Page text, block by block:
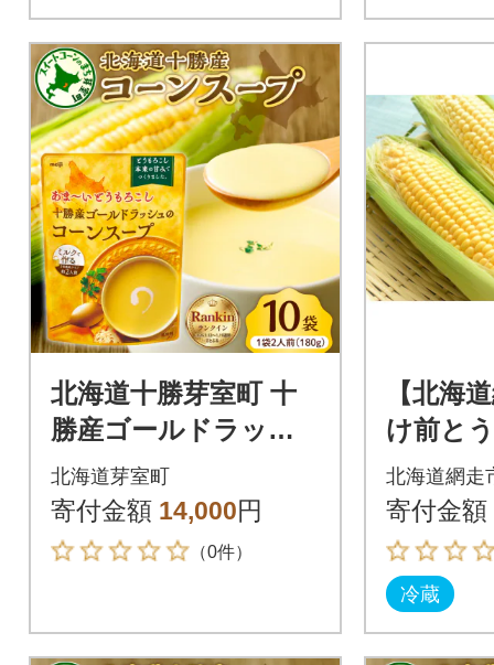
北海道十勝芽室町 十
勝産ゴールドラッシ
ュのコーンスープ 1
0袋 me003-030c-10
北海道芽室町
寄付金額 14,000円
（0件）
【北海
け前と
ールド
(4.5kg前
北海道網走
寄付金額
冷蔵